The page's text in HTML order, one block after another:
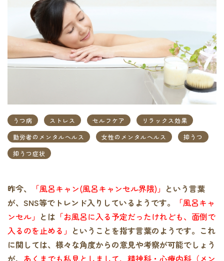
うつ病 ストレス セルフケア
リラックス効果
勤労者のメンタルヘルス
女性のメンタルヘルス
抑うつ
抑うつ症状
昨今、 「風呂キャン(風呂キャンセル界隈)」 という言葉
が、SNS等でトレンド入りしているようです。
「風呂キャ
ンセル」 とは 「お風呂に入る予定だったけれども、面倒で
入るのを止める」 ということを指す言葉のようです。これ
に関しては、様々な角度からの意見や考察が可能でしょう
が、 あくまでも私見としまして、精神科・心療内科（メン